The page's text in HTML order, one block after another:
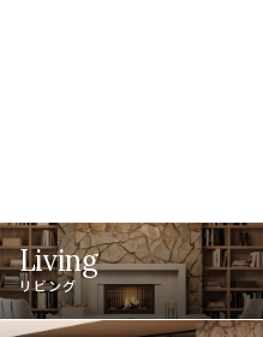
Living
リビング